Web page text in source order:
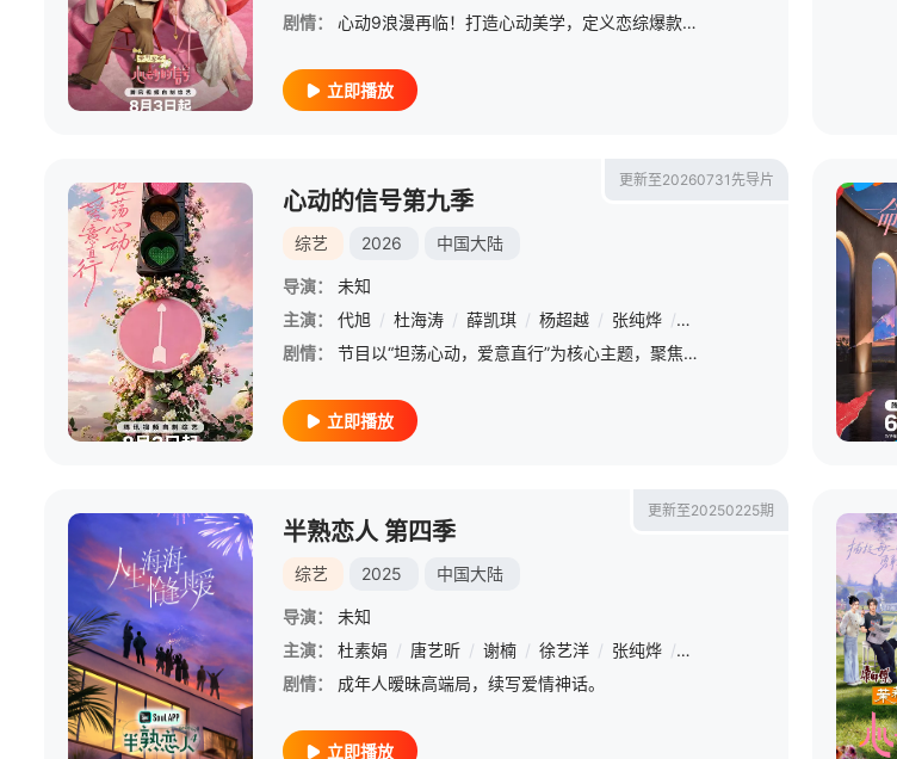
剧情：
心动9浪漫再临！打造心动美学，定义恋综爆款，不断推高天花板！
立即播放
更新至20260731先导片
心动的信号第九季
综艺 2026 中国大陆
导演：
未知
主演：
代旭 / 杜海涛 / 薛凯琪 / 杨超越 / 张纯烨 / 曹以恒 崔凯怡 /
剧情：
节目以“坦荡心动，爱意直行”为核心主题，聚焦真诚直白的新式恋爱，告别无效拉扯，走进心动小屋，见证单身青年之间萌生的浪漫情愫。
立即播放
更新至20250225期
半熟恋人 第四季
综艺 2025 中国大陆
导演：
未知
主演：
杜素娟 / 唐艺昕 / 谢楠 / 徐艺洋 / 张纯烨 / 颜安
剧情：
成年人暧昧高端局，续写爱情神话。
立即播放